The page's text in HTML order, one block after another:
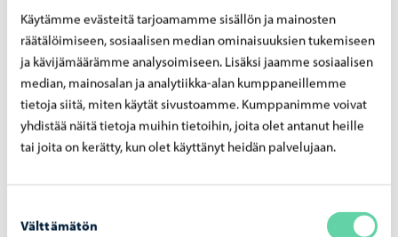
Käytämme evästeitä tarjoamamme sisällön ja mainosten
räätälöimiseen, sosiaalisen median ominaisuuksien tukemiseen
ja kävijämäärämme analysoimiseen. Lisäksi jaamme sosiaalisen
median, mainosalan ja analytiikka-alan kumppaneillemme
tietoja siitä, miten käytät sivustoamme. Kumppanimme voivat
yhdistää näitä tietoja muihin tietoihin, joita olet antanut heille
tai joita on kerätty, kun olet käyttänyt heidän palvelujaan.
valinta
Välttämätön
tulipalo, joka tuhosi vanhan koulurakennuksen lähes
totaalisesti. Keväällä vuonna 1953 otettiin käyttöön
entisen koulurakennuksen paikalle rakennettu uusi
koulutalo.
Porvooseen kohdistui voimakas muuttoliike erityisesti
1960-luvulla. Uusi lukio aloitti toimintansa lukuvuonna
moderni lukiomme kantaa mukanaan värikästä